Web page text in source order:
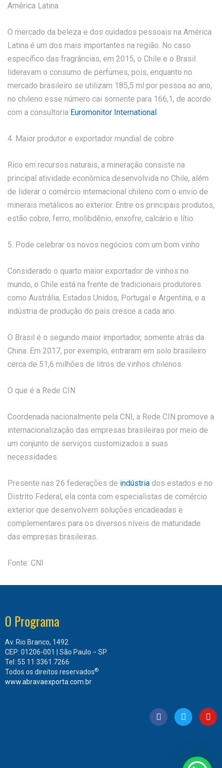
América Latina
O mercado da beleza e dos cuidados pessoais na América
Latina é um dos mais importantes na região. No caso
específico das fragrâncias, em 2015, o Chile e o Brasil
lideravam o consumo de perfumes, pois, enquanto no
mercado brasileiro se utilizam 185,5 ml por pessoa ao ano,
no chileno esse número cai somente para 166,1, de acordo
com a consultoria Euromonitor International.
4. Maior produtor e exportador mundial de cobre
Rico em recursos naturais, a mineração consiste na
principal atividade econômica desenvolvida no Chile, além
de liderar o comércio internacional chileno com o envio de
minerais metálicos ao exterior. Entre os principais produtos,
estão cobre, ferro, molibdênio, enxofre, calcário e lítio.
5. Pode celebrar os novos negócios com um bom vinho
Considerado o quarto maior exportador de vinhos no
mundo, o Chile está na frente de tradicionais produtores
como Austrália, Estados Unidos, Portugal e Argentina, e a
indústria de produção do país cresce a cada ano.
O Brasil é o segundo maior importador, somente atrás da
China. Em 2017, por exemplo, entraram em solo brasileiro
cerca de 51,6 milhões de litros de vinhos chilenos.
O que é a Rede CIN
Coordenada nacionalmente pela CNI, a Rede CIN promove a
internacionalização das empresas brasileiras por meio de
um conjunto de serviços customizados a suas
necessidades.
Presente nas 26 federações de indústria dos estados e no
Distrito Federal, ela conta com especialistas de comércio
exterior que desenvolvem soluções encadeadas e
complementares para os diversos níveis de maturidade
das empresas brasileiras.
Fonte: CNI
O Programa
Av. Rio Branco, 1492
CEP: 01206-001 | São Paulo − SP
Tel: 55 11 3361.7266
Todos os direitos reservados®
www.abravaexporta.com.br